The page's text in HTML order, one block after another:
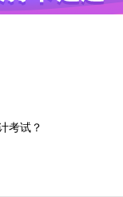
考试？